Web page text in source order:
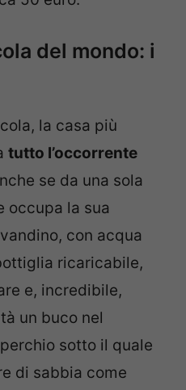
del mondo: i
la casa più
tutto l’occorrente
se da una sola
occupa la sua
con acqua
ricaricabile,
e, incredibile,
un buco nel
sotto il quale
di sabbia come